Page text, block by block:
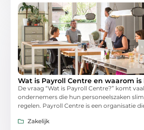
Wat is Payroll Centre en waarom
De vraag “Wat is Payroll Centre?” komt
ondernemers die hun personeelszaken
regelen. Payroll Centre is een organisatie
Zakelijk